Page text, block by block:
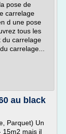
pose de
carrelage
d une pose
tous les
du carrelage
carrelage...
au black
Parquet) Un
15m2 mais il